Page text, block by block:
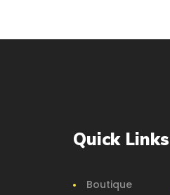
Quick Links
Boutique